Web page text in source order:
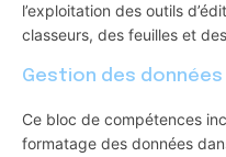
l’exploitation des outils
classeurs, des feuilles et
Gestion des données
Ce bloc de compétences
formatage des données